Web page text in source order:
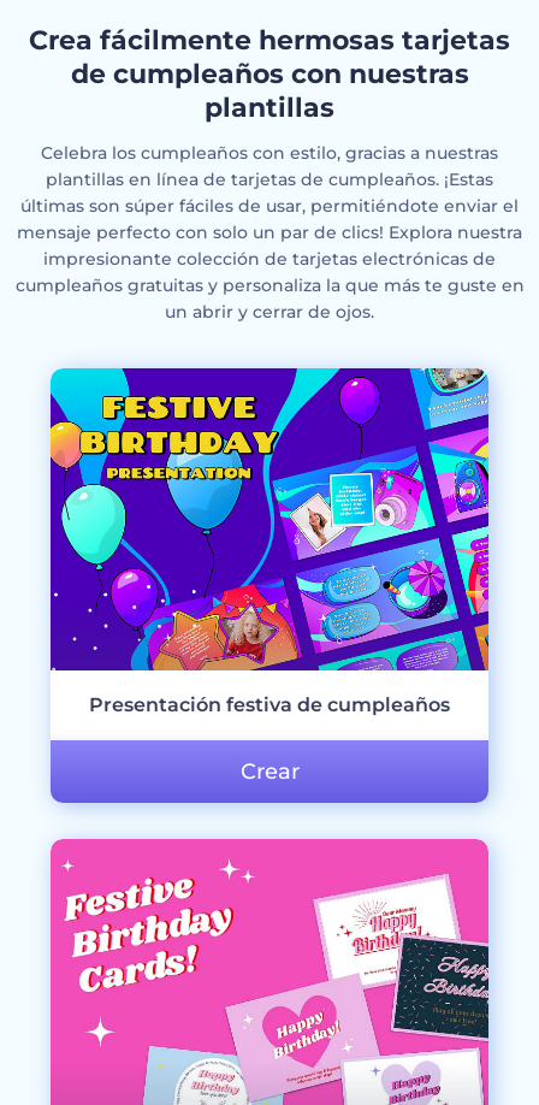
Crea fácilmente hermosas tarjetas
de cumpleaños con nuestras
plantillas
Celebra los cumpleaños con estilo, gracias a nuestras
plantillas en línea de tarjetas de cumpleaños. ¡Estas
últimas son súper fáciles de usar, permitiéndote enviar el
mensaje perfecto con solo un par de clics! Explora nuestra
impresionante colección de tarjetas electrónicas de
cumpleaños gratuitas y personaliza la que más te guste en
un abrir y cerrar de ojos.
Presentación festiva de cumpleaños
Crear